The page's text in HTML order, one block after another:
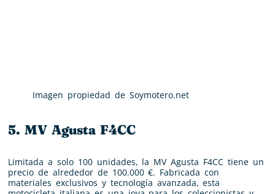
Imagen propiedad de Soymotero.net
5. MV Agusta F4CC
Limitada a solo 100 unidades, la MV Agusta F4CC tiene un
precio de alrededor de 100.000 €. Fabricada con
materiales exclusivos y tecnología avanzada, esta